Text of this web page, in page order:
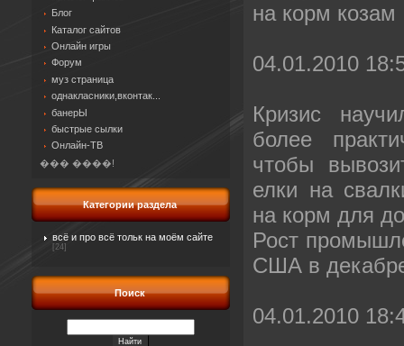
Блог
Каталог сайтов
Онлайн игры
Форум
муз страница
однакласники,вконтак...
банерЫ
быстрые сылки
Онлайн-ТВ
��� ����!
Категории раздела
всё и про всё тольк на моём сайте
[24]
Поиск
на корм козам
04.01.2010
Кризис
более
чтобы
елки на
на корм для
Рост
США в
04.01.2010